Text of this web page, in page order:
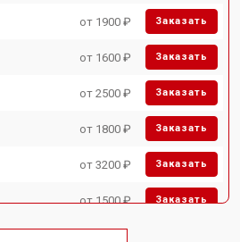
от 1900 ₽ Заказать
от 1600 ₽ Заказать
от 2500 ₽ Заказать
от 1800 ₽ Заказать
от 3200 ₽ Заказать
от 1500 ₽ Заказать